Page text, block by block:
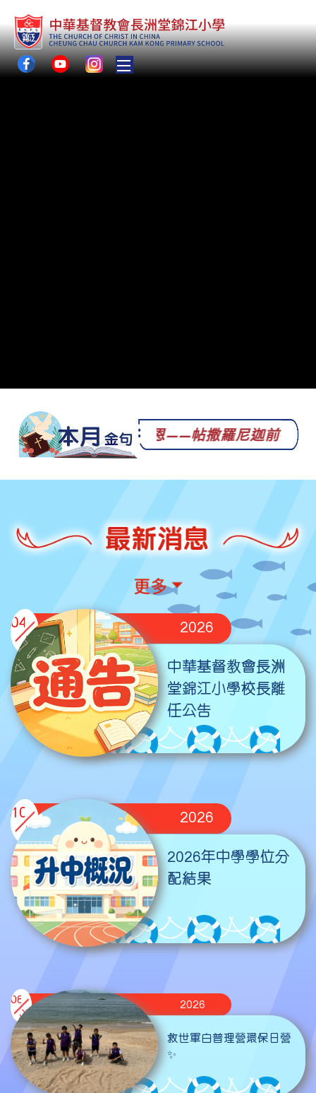
Toggle main menu visibility
事謝恩——帖撒羅尼迦前書 5:16-18
2026
中華基督教會長洲
堂錦江小學校長離
任公告
04
08
2026
2026年中學學位分
配結果
10
07
2026
救世軍白普理營環保日營
✨
08
07